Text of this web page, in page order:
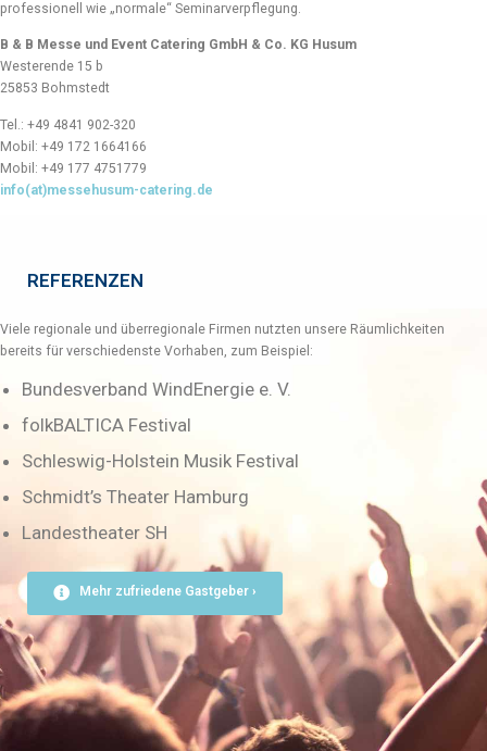
professionell wie „normale“ Seminarverpflegung.
B & B Messe und Event Catering GmbH & Co. KG Husum
Westerende 15 b
25853 Bohmstedt
Tel.: +49 4841 902-320
Mobil: +49 172 1664166
Mobil: +49 177 4751779
info(at)messehusum-catering.de
REFERENZEN
Viele regionale und überregionale Firmen nutzten unsere Räumlichkeiten
bereits für verschiedenste Vorhaben, zum Beispiel:
Bundesverband WindEnergie e. V.
folkBALTICA Festival
Schleswig-Holstein Musik Festival
Schmidt’s Theater Hamburg
Landestheater SH
Mehr zufriedene Gastgeber ›